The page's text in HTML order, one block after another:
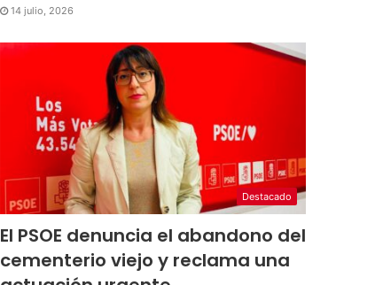
14 julio, 2026
Destacado
El PSOE denuncia el abandono del
cementerio viejo y reclama una